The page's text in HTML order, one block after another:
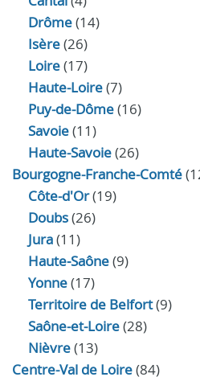
Drôme(14)
Isère(26)
Loire(17)
Haute-Loire(7)
Puy-de-Dôme(16)
Savoie(11)
Haute-Savoie(26)
Bourgogne-Franche-Comté
Côte-d'Or(19)
Doubs(26)
Jura(11)
Haute‑Saône(9)
Yonne(17)
Territoire de Belfort(9)
Saône-et-Loire(28)
Nièvre(13)
Centre-Val de Loire(84)